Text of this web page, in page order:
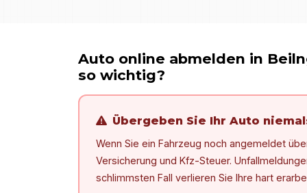
Auto online abmelden in
so wichtig?
Übergeben Sie Ihr Auto
Wenn Sie ein Fahrzeug noch angemeldet
Versicherung und Kfz-Steuer.
schlimmsten Fall verlieren Sie Ihre hart